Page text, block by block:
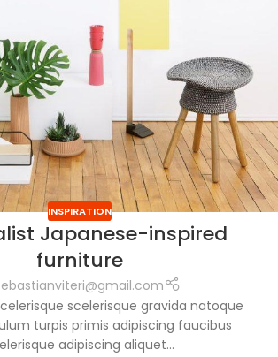
INSPIRATION
Japanese-inspired
furniture
scelerisque gravida natoque
turpis primis adipiscing faucibus
adipiscing aliquet...